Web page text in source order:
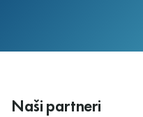
Naši partneri